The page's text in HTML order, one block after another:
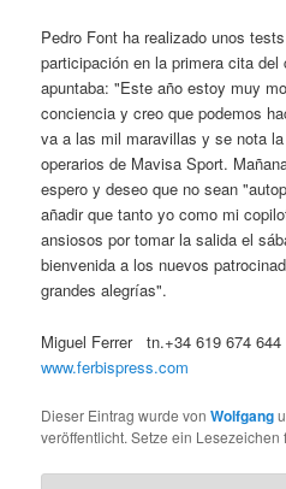
Pedro Font ha realizado unos
participación en la primera cita
apuntaba: "Este año estoy muy
conciencia y creo que podemos
va a las mil maravillas y se nota
operarios de Mavisa Sport.
espero y deseo que no sean
añadir que tanto yo como mi
ansiosos por tomar la salida el
bienvenida a los nuevos
grandes alegrías".
Miguel Ferrer tn.+34
www.ferbispress.com
Dieser Eintrag wurde vonWolfgang
veröffentlicht. Setze ein Lesezeichen